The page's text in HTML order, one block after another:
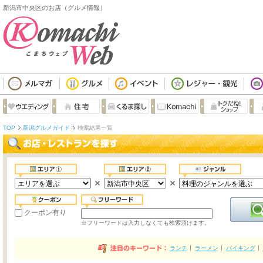
新潟市中央区のお店（グルメ情報）
TOP 新潟グルメガイド 検索結果一覧
クーポン有り
※フリーワードは入力しなくても検索頂けます。
ランチ ラーメン バイキング